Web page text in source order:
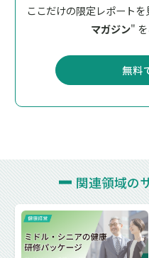
ここだけの限定レポートを
マガジン"
無料
関連領域の